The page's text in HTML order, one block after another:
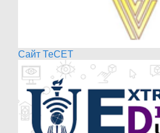
Сайт ТеСЕТ